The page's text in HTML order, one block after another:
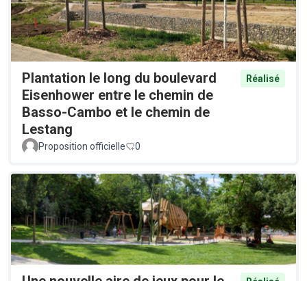
Plantation le long du boulevard
Eisenhower entre le chemin de
Basso-Cambo et le chemin de
Lestang
Réalisé
Proposition officielle 0